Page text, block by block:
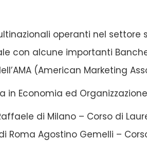
operanti nel settore
con alcune importanti
(American Marketing
Economia ed
di Milano – Corso di
Roma Agostino Gemelli –